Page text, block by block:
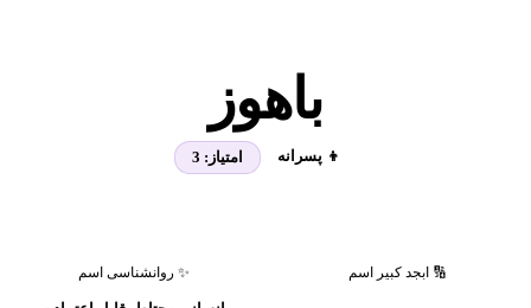
باهوز
👦 پسرانه امتیاز: 3
🔢 ابجد کبیر اسم ✨ روانشناسی اسم